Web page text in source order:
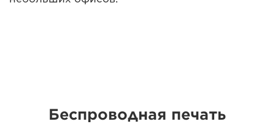
Беспроводная печать